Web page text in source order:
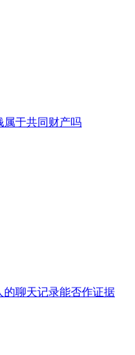
属于共同财产吗
聊天记录能否作证据